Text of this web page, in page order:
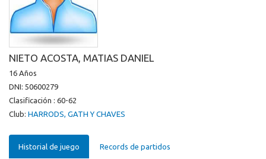
NIETO ACOSTA, MATIAS DANIEL
16 Años
DNI: 50600279
Clasificación : 60-62
Club: HARRODS, GATH Y CHAVES
Historial de juego Records de partidos